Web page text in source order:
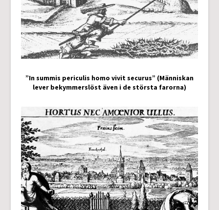
”In summis periculis homo vivit securus” (Människan
lever bekymmerslöst även i de största farorna)